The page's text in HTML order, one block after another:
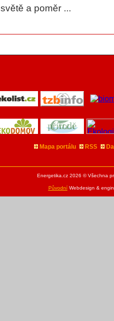
světě a poměr ...
Mapa portálu RSS
Energetika.cz 2026 © Všechna
PůvodníWebdesign &